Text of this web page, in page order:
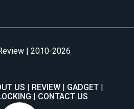
| 2010-2026
US REVIEW
GADGET
CONTACT US